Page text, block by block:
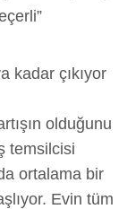
kadar çıkıyor
olduğunu
temsilcisi
ortalama bir
Evin tüm